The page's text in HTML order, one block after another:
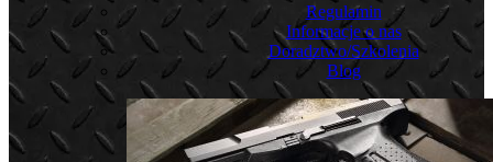
Regulamin
Informacje o nas
Doradztwo/Szkolenia
Blog